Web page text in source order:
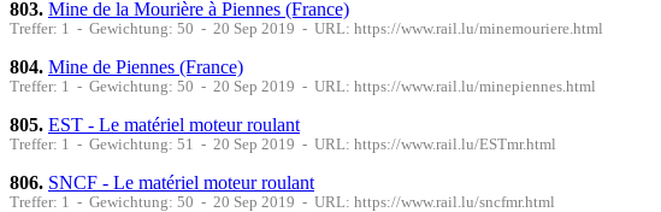
803. Mine de la Mourière à Piennes (France)
Treffer: 1 - Gewichtung: 50 - 20 Sep 2019 - URL: https://www.rail.lu/minemouriere.html
804. Mine de Piennes (France)
Treffer: 1 - Gewichtung: 50 - 20 Sep 2019 - URL: https://www.rail.lu/minepiennes.html
805. EST - Le matériel moteur roulant
Treffer: 1 - Gewichtung: 51 - 20 Sep 2019 - URL: https://www.rail.lu/ESTmr.html
806. SNCF - Le matériel moteur roulant
Treffer: 1 - Gewichtung: 50 - 20 Sep 2019 - URL: https://www.rail.lu/sncfmr.html